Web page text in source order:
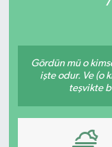
Gördün mü o
işte odur. Ve (o
teşvikte
Özel
Resmi İlanlar